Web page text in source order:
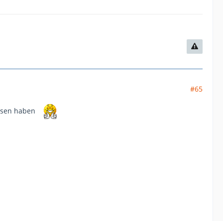
#65
haben